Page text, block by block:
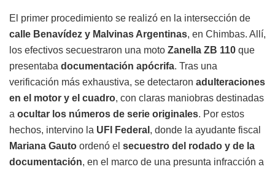
El primer procedimiento se realizó en la intersección de
calle Benavídez y Malvinas Argentinas, en Chimbas. Allí,
los efectivos secuestraron una moto Zanella ZB 110 que
presentaba documentación apócrifa. Tras una
verificación más exhaustiva, se detectaron adulteraciones
en el motor y el cuadro, con claras maniobras destinadas
a ocultar los números de serie originales. Por estos
hechos, intervino la UFI Federal , donde la ayudante fiscal
Mariana Gauto ordenó el secuestro del rodado y de la
documentación, en el marco de una presunta infracción a